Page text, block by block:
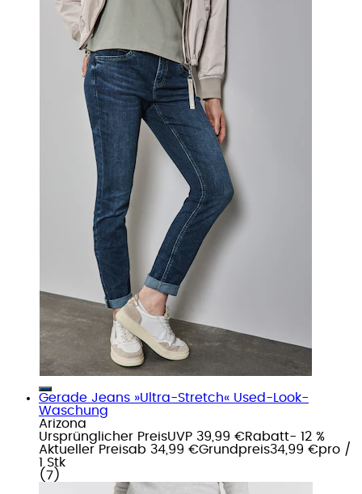
Gerade Jeans »Ultra-Stretch« Used-Look-
Waschung
Arizona
Ursprünglicher PreisUVP 39,99 €Rabatt- 12 %
Aktueller Preisab 34,99 €Grundpreis34,99 €pro /
1 Stk
( 7 )